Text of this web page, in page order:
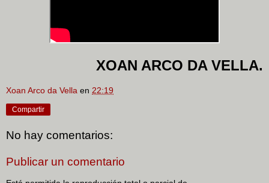
XOAN ARCO DA VELLA.
Xoan Arco da Vella en 22:19
Compartir
No hay comentarios:
Publicar un comentario